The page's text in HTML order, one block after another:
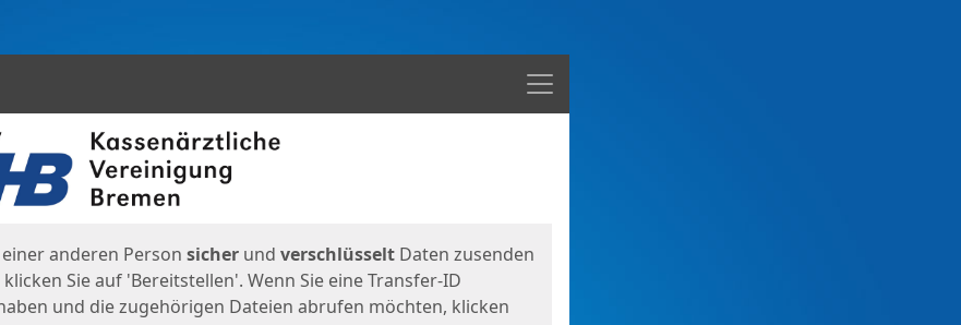
Menü
anderen Person sicher und verschlüsselt Daten zusenden
Sie auf 'Bereitstellen'. Wenn Sie eine Transfer-ID
und die zugehörigen Dateien abrufen möchten, klicken